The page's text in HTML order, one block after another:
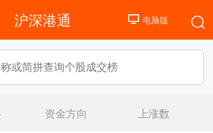
沪深港通
资金方向
上涨数